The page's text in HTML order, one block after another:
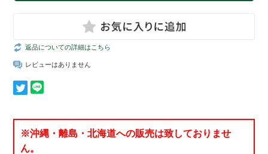
返品についての詳細はこちら
レビューはありません
※沖縄・離島・北海道への販売は致しておりませ
ん。